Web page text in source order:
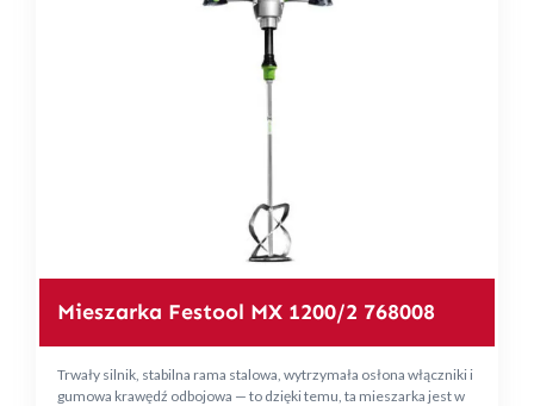
Mieszarka Festool MX 1200/2 768008
Trwały silnik, stabilna rama stalowa, wytrzymała osłona włączniki i
gumowa krawędź odbojowa — to dzięki temu, ta mieszarka jest w